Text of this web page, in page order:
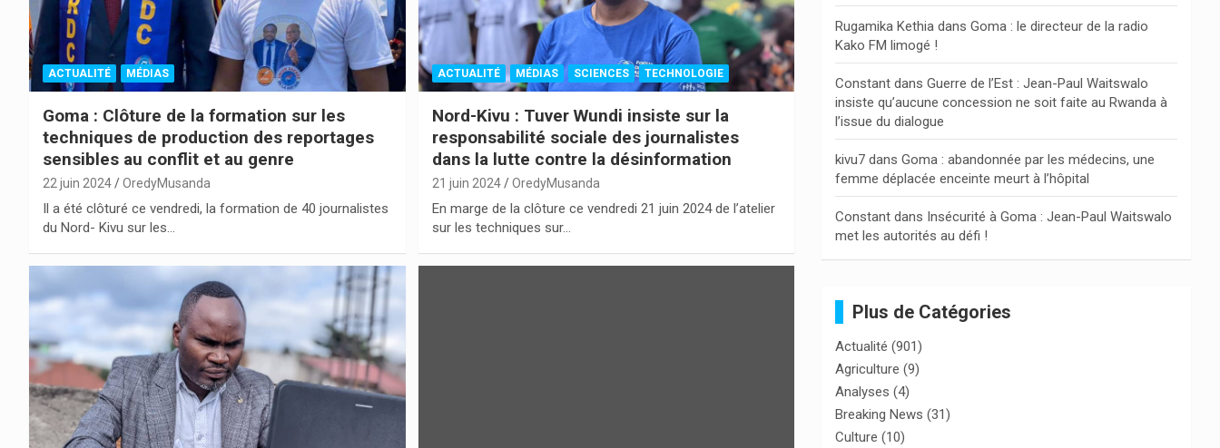
ACTUALITÉ MÉDIAS
Goma : Clôture de la formation sur les
techniques de production des reportages
sensibles au conflit et au genre
22 juin 2024 OredyMusanda
Il a été clôturé ce vendredi, la formation de 40 journalistes
du Nord- Kivu sur les…
ACTUALITÉ MÉDIAS SCIENCES TECHNOLOGIE
Nord-Kivu : Tuver Wundi insiste sur la
responsabilité sociale des journalistes
dans la lutte contre la désinformation
21 juin 2024 OredyMusanda
En marge de la clôture ce vendredi 21 juin 2024 de l’atelier
sur les techniques sur…
r
Rugamika Kethia dansGoma : le directeur de la radio
Kako FM limogé !
Constant dansGuerre de l’Est : Jean-Paul Waitswalo
insiste qu’aucune concession ne soit faite au Rwanda à
l’issue du dialogue
kivu7 dansGoma : abandonnée par les médecins, une
femme déplacée enceinte meurt à l’hôpital
Constant dans Insécurité à Goma : Jean-Paul Waitswalo
met les autorités au défi !
Plus de Catégories
Actualité (901)
Agriculture (9)
Analyses (4)
Breaking News (31)
Culture (10)